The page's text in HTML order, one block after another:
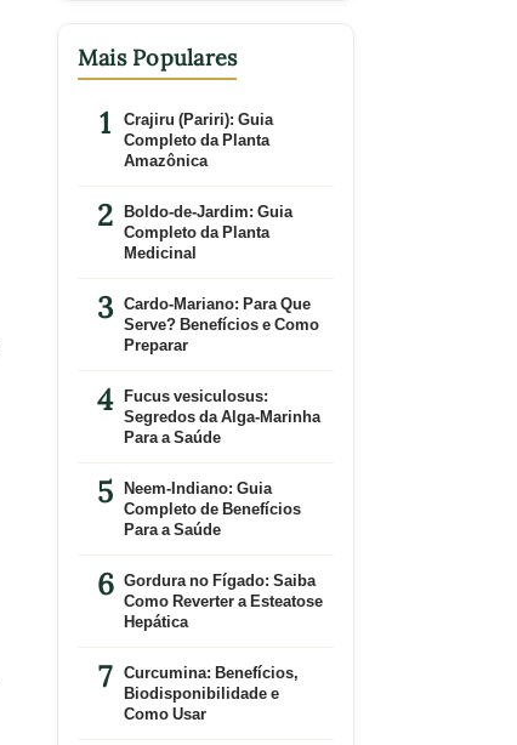
Mais Populares
Crajiru (Pariri): Guia
Completo da Planta
Amazônica
Boldo-de-Jardim: Guia
Completo da Planta
Medicinal
Cardo-Mariano: Para Que
Serve? Benefícios e Como
Preparar
Fucus vesiculosus:
Segredos da Alga-Marinha
Para a Saúde
Neem-Indiano: Guia
Completo de Benefícios
Para a Saúde
Gordura no Fígado: Saiba
Como Reverter a Esteatose
Hepática
Curcumina: Benefícios,
Biodisponibilidade e
Como Usar